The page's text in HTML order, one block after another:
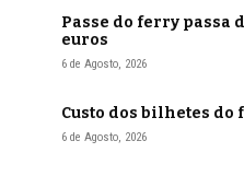
Passe do ferry passa
euros
6 de Agosto, 2026
Custo dos bilhetes
6 de Agosto, 2026